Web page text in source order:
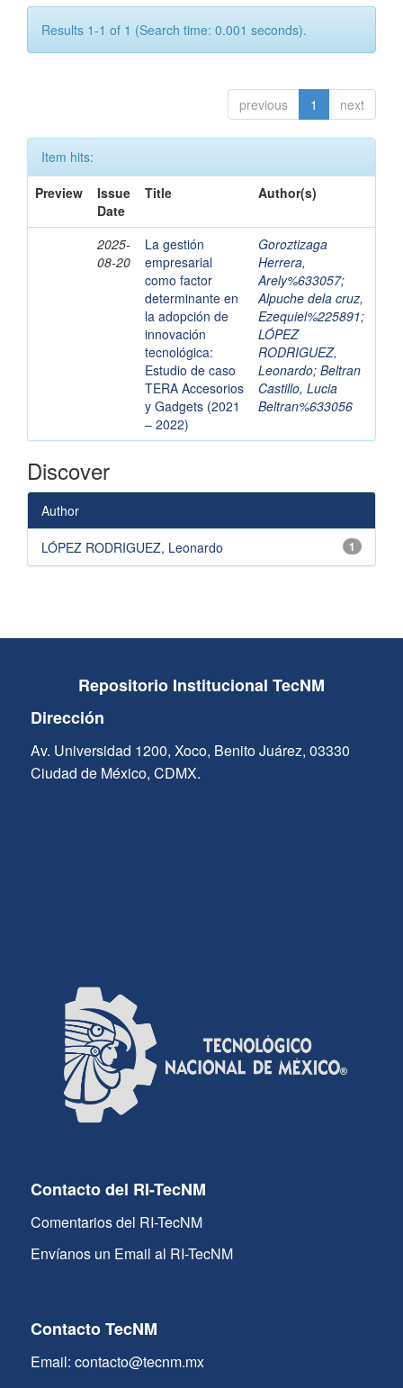
Results 1-1 of 1 (Search time: 0.001 seconds).
previous 1 next
Item hits:
Preview
Issue
Date
Title Author(s)
2025-
08-20
La gestión
empresarial
como factor
determinante en
la adopción de
innovación
tecnológica:
Estudio de caso
TERA Accesorios
y Gadgets (2021
– 2022)
Goroztizaga
Herrera,
Arely%633057;
Alpuche dela cruz,
Ezequiel%225891;
LÓPEZ
RODRIGUEZ,
Leonardo; Beltran
Castillo, Lucia
Beltran%633056
Discover
Author
1
LÓPEZ RODRIGUEZ, Leonardo
Repositorio Institucional TecNM
Dirección
Av. Universidad 1200, Xoco, Benito Juárez, 03330
Ciudad de México, CDMX.
Contacto del RI-TecNM
Comentarios del RI-TecNM
Envíanos un Email al RI-TecNM
Contacto TecNM
Email: contacto@tecnm.mx